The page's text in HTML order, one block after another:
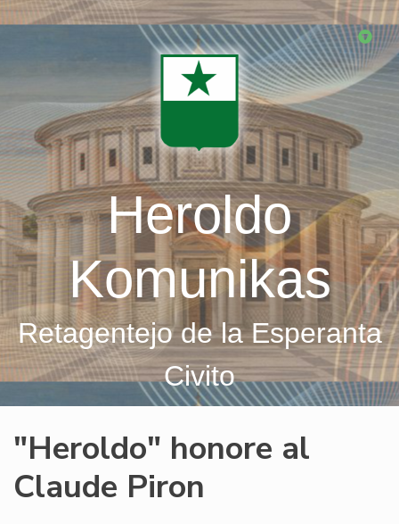
Skip
Heroldo
Komunikas
Retagentejo de la Esperanta
Civito
"Heroldo" honore al
Claude Piron